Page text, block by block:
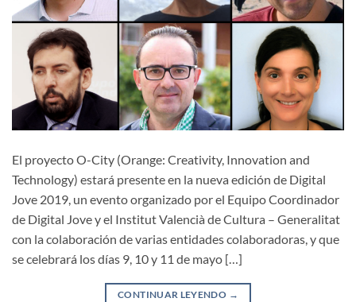
El proyecto O-City (Orange: Creativity, Innovation and
Technology) estará presente en la nueva edición de Digital
Jove 2019, un evento organizado por el Equipo Coordinador
de Digital Jove y el Institut Valencià de Cultura – Generalitat
con la colaboración de varias entidades colaboradoras, y que
se celebrará los días 9, 10 y 11 de mayo […]
CONTINUAR LEYENDO →